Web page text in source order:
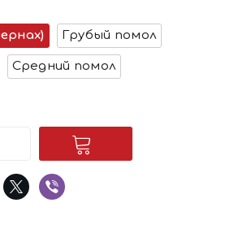
Грубый помол
Средний помол